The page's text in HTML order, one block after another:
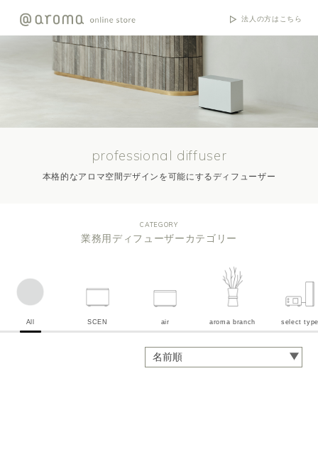
法人の方はこちら
professional diffuser
本格的なアロマ空間デザインを可能にするディフューザー
CATEGORY
業務用ディフューザーカテゴリー
All SCEN air aroma branch select